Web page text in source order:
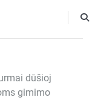
dūšioj
gimimo